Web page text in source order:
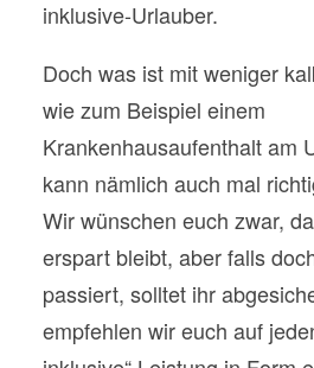
inklusive-Urlauber.
Doch was ist mit weniger
wie zum Beispiel einem
Krankenhausaufenthalt am
kann nämlich auch mal
Wir wünschen euch zwar,
erspart bleibt, aber falls
passiert, solltet ihr
empfehlen wir euch auf